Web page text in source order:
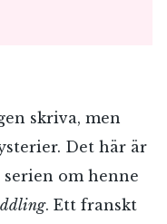
skriva, men
Det här är
om henne
. Ett franskt